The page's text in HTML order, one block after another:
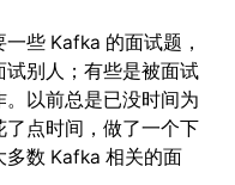
些 Kafka 的面试题，
别人；有些是被面试
以前总是已没时间为
点时间，做了一个下
数 Kafka 相关的面